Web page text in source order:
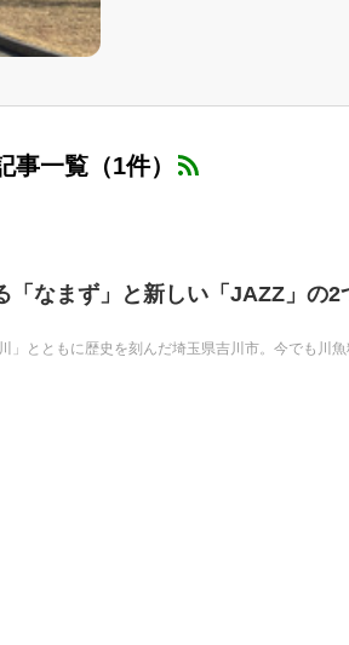
一覧（1件）
「なまず」と新しい「JAZZ」の
」とともに歴史を刻んだ埼玉県吉川市。今でも川